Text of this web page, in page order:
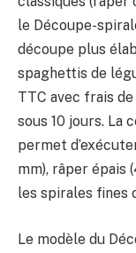
le Découpe-
découpe plus
spaghettis de
TTC avec frais
sous 10 jours. La
permet
mm), râper épais
les spirales fines
Le modèle du